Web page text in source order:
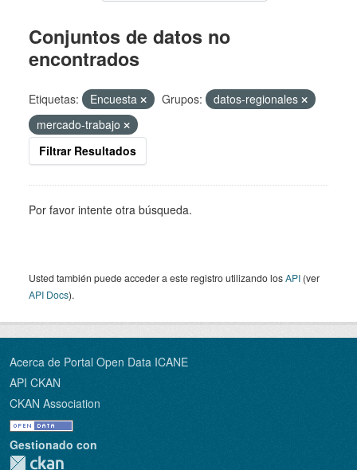
Conjuntos de datos no
encontrados
Etiquetas: Encuesta Grupos:
datos-regionales
mercado-trabajo
Filtrar Resultados
Por favor intente otra búsqueda.
Usted también puede acceder a este registro utilizando losAPI (ver
API Docs).
Acerca de Portal Open Data ICANE
API CKAN
CKAN Association
Gestionado con